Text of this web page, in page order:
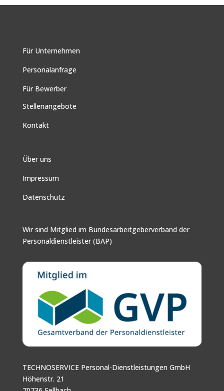
Für Unternehmen
Personalanfrage
Für Bewerber
Stellenangebote
Kontakt
Über uns
Impressum
Datenschutz
Wir sind Mitglied im Bundesarbeitgeberverband der
Personaldienstleister (BAP)
TECHNOSERVICE Personal-Dienstleistungen GmbH
Höhenstr. 21